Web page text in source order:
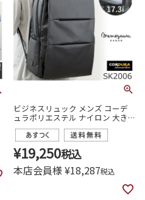
ビジネスリュック メンズ コーデ
ュラポリエステル ナイロン 大き
め 2ルーム 大容量 B4 17インチPC
ビジネスバッグ 目々澤鞄 sk2006
¥19,250税込
本店会員様¥18,287税込